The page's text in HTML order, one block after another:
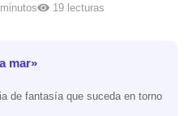
19 lecturas
mar»
de fantasía que suceda en torno